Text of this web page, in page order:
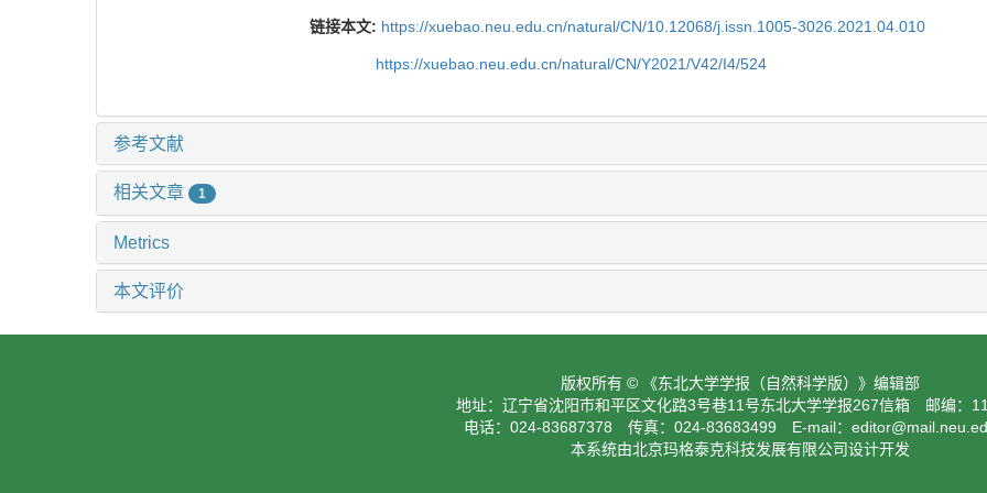
链接本文: https://xuebao.neu.edu.cn/natural/CN/10.12068/j.issn.1005-3026.2021.04.010
https://xuebao.neu.edu.cn/natural/CN/Y2021/V42/I4/524
参考文献
相关文章 1
Metrics
本文评价
版权所有 © 《东北大学学报（自然科学版）》编辑部
地址：辽宁省沈阳市和平区文化路3号巷11号东北大学学报267信箱 邮编：
电话：024-83687378 传真：024-83683499 E-mail：
本系统由北京玛格泰克科技发展有限公司设计开发